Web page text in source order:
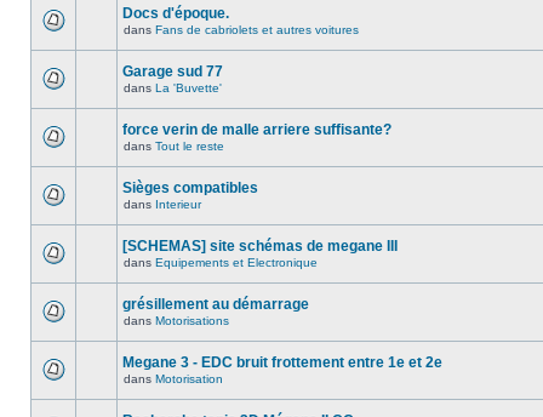
Docs d'époque.
dans Fans de cabriolets et autres voitures
Garage sud 77
dans La 'Buvette'
force verin de malle arriere suffisante?
dans Tout le reste
Sièges compatibles
dans Interieur
[SCHEMAS] site schémas de megane III
dans Equipements et Electronique
grésillement au démarrage
dans Motorisations
Megane 3 - EDC bruit frottement entre 1e et 2e
dans Motorisation